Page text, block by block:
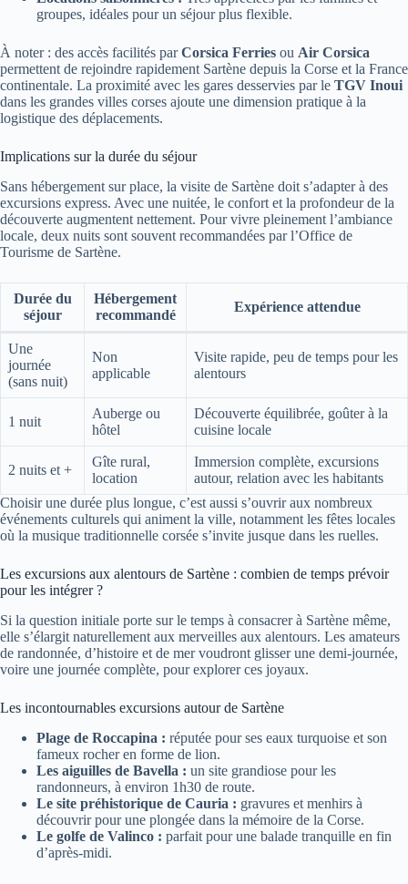
groupes, idéales pour un séjour plus flexible.
À noter : des accès facilités parCorsica Ferries ou Air Corsica
permettent de rejoindre rapidement Sartène depuis la Corse et la France
continentale. La proximité avec les gares desservies par le TGV Inoui
dans les grandes villes corses ajoute une dimension pratique à la
logistique des déplacements.
Implications sur la durée du séjour
Sans hébergement sur place, la visite de Sartène doit s’adapter à des
excursions express. Avec une nuitée, le confort et la profondeur de la
découverte augmentent nettement. Pour vivre pleinement l’ambiance
locale, deux nuits sont souvent recommandées par l’Office de
Tourisme de Sartène.
Durée du
séjour
Hébergement
recommandé
Expérience attendue
Une
journée
(sans nuit)
Non
applicable
Visite rapide, peu de temps pour les
alentours
1 nuit
Auberge ou
hôtel
Découverte équilibrée, goûter à la
cuisine locale
2 nuits et +
Gîte rural,
location
Immersion complète, excursions
autour, relation avec les habitants
Choisir une durée plus longue, c’est aussi s’ouvrir aux nombreux
événements culturels qui animent la ville, notamment les fêtes locales
où la musique traditionnelle corsée s’invite jusque dans les ruelles.
Les excursions aux alentours de Sartène : combien de temps prévoir
pour les intégrer ?
Si la question initiale porte sur le temps à consacrer à Sartène même,
elle s’élargit naturellement aux merveilles aux alentours. Les amateurs
de randonnée, d’histoire et de mer voudront glisser une demi-journée,
voire une journée complète, pour explorer ces joyaux.
Les incontournables excursions autour de Sartène
Plage de Roccapina : réputée pour ses eaux turquoise et son
fameux rocher en forme de lion.
Les aiguilles de Bavella : un site grandiose pour les
randonneurs, à environ 1h30 de route.
Le site préhistorique de Cauria : gravures et menhirs à
découvrir pour une plongée dans la mémoire de la Corse.
Le golfe de Valinco : parfait pour une balade tranquille en fin
d’après-midi.